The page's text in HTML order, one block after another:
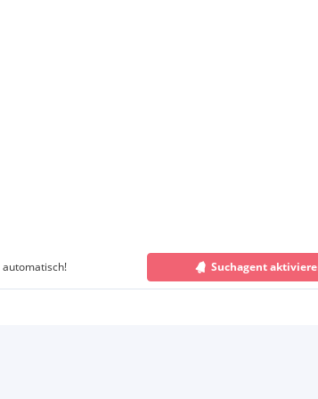
automatisch! Suchagent